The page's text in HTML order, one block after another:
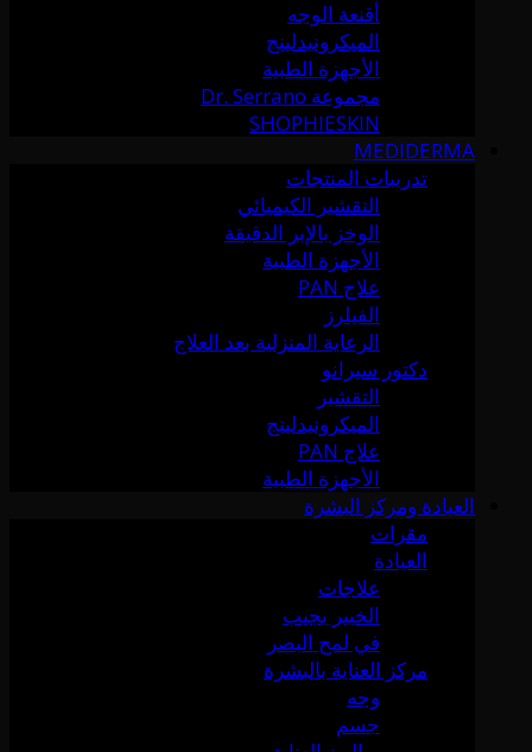
أقنعة الوجه
الميكرونيدلينج
الأجهزة الطبية
مجموعة Dr. Serrano
SHOPHIESKIN
MEDIDERMA
تدريبات المنتجات
التقشير الكيميائي
الوخز بالإبر الدقيقة
الأجهزة الطبية
علاج PAN
الفيلرز
الرعاية المنزلية بعد العلاج
دكتور سيرانو
التقشير
الميكرونيدلينج
علاج PAN
الأجهزة الطبية
العيادة ومركز البشرة
مقرات
العيادة
علاجات
الخبير يجيب
في لمح البصر
مركز العناية بالبشرة
وجه
جسم